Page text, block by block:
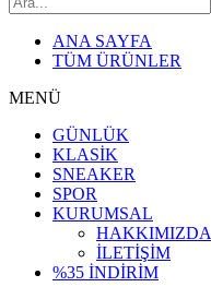
ANA SAYFA
TÜM ÜRÜNLER
MENÜ
GÜNLÜK
KLASİK
SNEAKER
SPOR
KURUMSAL
HAKKIMIZDA
İLETİŞİM
%35 İNDİRİM